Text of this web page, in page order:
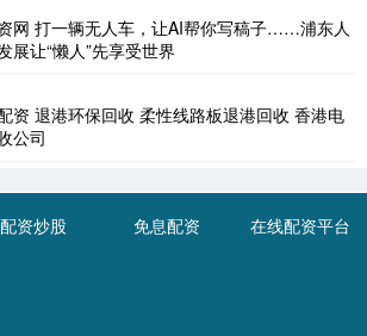
网 打一辆无人车，让AI帮你写稿子……浦东人
展让“懒人”先享受世界
资 退港环保回收 柔性线路板退港回收 香港电
公司
配资炒股 免息配资 在线配资平台